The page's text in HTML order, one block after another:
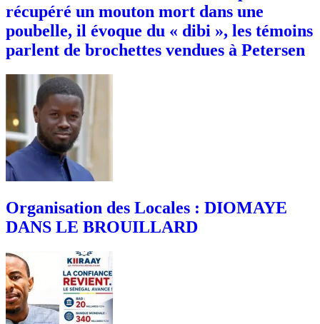
récupéré un mouton mort dans une
poubelle, il évoque du « dibi », les témoins
parlent de brochettes vendues à Petersen
Organisation des Locales : DIOMAYE
DANS LE BROUILLARD